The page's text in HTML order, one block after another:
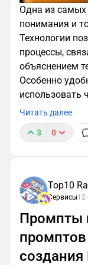
Одна из самых
понимания и
Технологии
процессы,
объяснением
Особенно
использовать
Читать далее
3 0
Top10
Сервисы12
Промпты